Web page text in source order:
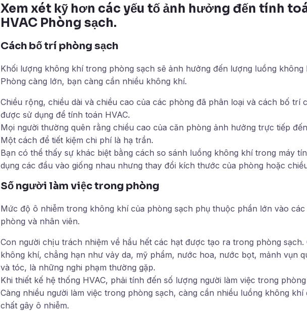
Xem xét kỹ hơn các yếu tố ảnh hưởng đến tính
HVAC Phòng sạch.
Cách bố trí phòng sạch
Khối lượng không khí trong phòng sạch sẽ ảnh hưởng đến lượng luồng không
Phòng càng lớn, bạn càng cần nhiều không khí.
Chiều rộng, chiều dài và chiều cao của các phòng đã phân loại và cách bố trí
được sử dụng để tính toán HVAC.
Mọi người thường quên rằng chiều cao của căn phòng ảnh hưởng trực tiếp
Một cách để tiết kiệm chi phí là hạ trần.
Bạn có thể thấy sự khác biệt bằng cách so sánh luồng không khí trong máy
dụng các đầu vào giống nhau nhưng thay đổi kích thước của phòng hoặc
Số người làm việc trong phòng
Mức độ ô nhiễm trong không khí của phòng sạch phụ thuộc phần lớn vào
phòng và nhân viên.
Con người chịu trách nhiệm về hầu hết các hạt được tạo ra trong phòng sạch.
không khí, chẳng hạn như vảy da, mỹ phẩm, nước hoa, nước bọt, mảnh vụn
và tóc, là những nghi phạm thường gặp.
Khi thiết kế hệ thống HVAC, phải tính đến số lượng người làm việc trong
Càng nhiều người làm việc trong phòng sạch, càng cần nhiều luồng không khí
chất gây ô nhiễm.